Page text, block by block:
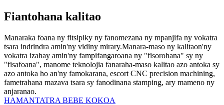
Fiantohana kalitao
Manaraka foana ny fitsipiky ny fanomezana ny mpanjifa ny vokatra
tsara indrindra amin'ny vidiny mirary.Manara-maso ny kalitaon'ny
vokatra izahay amin'ny fampifangaroana ny "fisorohana" sy ny
"fisafoana", manome teknolojia fanaraha-maso kalitao azo antoka sy
azo antoka ho an'ny famokarana, escort CNC precision machining,
fametrahana mazava tsara sy fanodinana stamping, ary mameno ny
anjaranao.
HAMANTATRA BEBE KOKOA